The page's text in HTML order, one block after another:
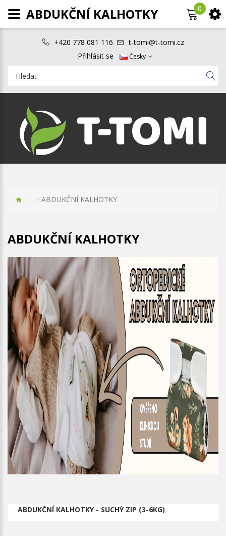
+420 778 081 116
t-tomi@t-tomi.cz
Přihlásit se
Česky
0
ABDUKČNÍ KALHOTKY
ABDUKČNÍ KALHOTKY
ABDUKČNÍ KALHOTKY - SUCHÝ ZIP (3-6KG)
ABDUKČNÍ KALHOTKY